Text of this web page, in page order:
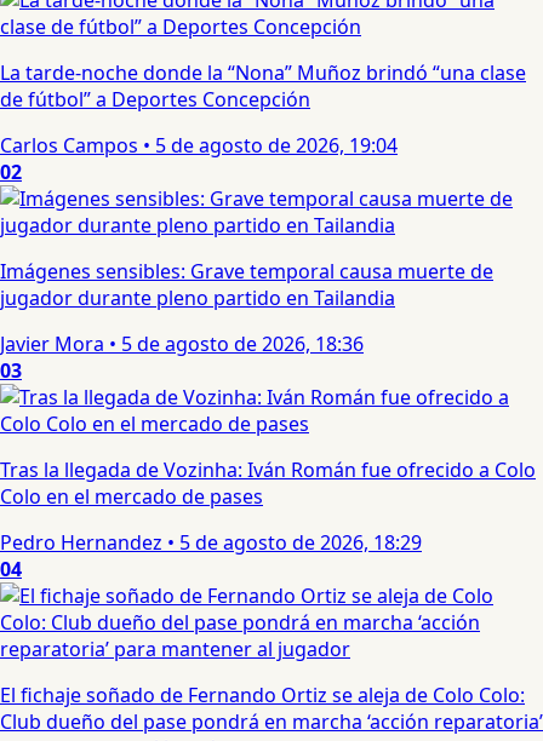
La tarde-noche donde la “Nona” Muñoz brindó “una clase
de fútbol” a Deportes Concepción
Carlos Campos • 5 de agosto de 2026, 19:04
02
Imágenes sensibles: Grave temporal causa muerte de
jugador durante pleno partido en Tailandia
Javier Mora • 5 de agosto de 2026, 18:36
03
Tras la llegada de Vozinha: Iván Román fue ofrecido a Colo
Colo en el mercado de pases
Pedro Hernandez • 5 de agosto de 2026, 18:29
04
El fichaje soñado de Fernando Ortiz se aleja de Colo Colo:
Club dueño del pase pondrá en marcha ‘acción reparatoria’